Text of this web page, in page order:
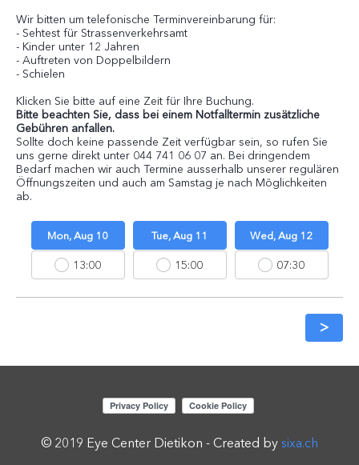
Wir bitten um telefonische Terminvereinbarung für:
- Sehtest für Strassenverkehrsamt
- Kinder unter 12 Jahren
- Auftreten von Doppelbildern
- Schielen
Klicken Sie bitte auf eine Zeit für Ihre Buchung.
Bitte beachten Sie, dass bei einem Notfalltermin zusätzliche
Gebühren anfallen.
Sollte doch keine passende Zeit verfügbar sein, so rufen Sie
uns gerne direkt unter 044 741 06 07 an. Bei dringendem
Bedarf machen wir auch Termine ausserhalb unserer regulären
Öffnungszeiten und auch am Samstag je nach Möglichkeiten
ab.
Mon, Aug 10
13:00
Tue, Aug 11
15:00
Wed, Aug 12
07:30
>
© 2019 Eye Center Dietikon - Created by sixa.ch